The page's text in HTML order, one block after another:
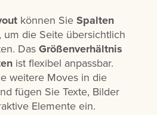
können SieSpalten
, um die Seite übersichtlich
DasGrößenverhältnis
ist flexibel anpassbar.
weitere Moves in die
fügen Sie Texte, Bilder
Elemente ein.